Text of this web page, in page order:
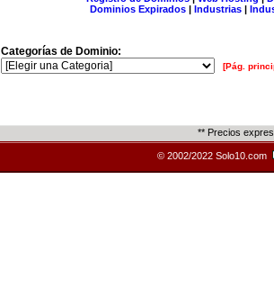
Dominios Expirados | Industrias |
Categorías de Dominio:
[Pág.
** Precios
© 2002/2022 Solo10.com